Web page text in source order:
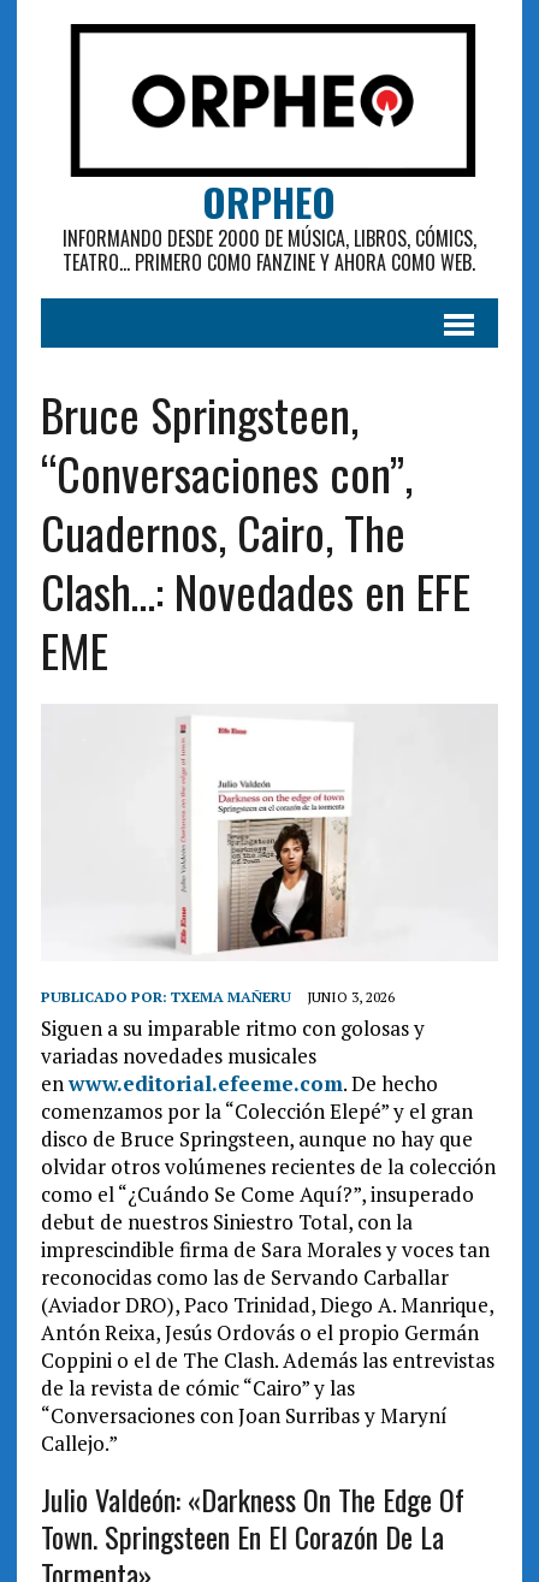
ORPHEO
INFORMANDO DESDE 2000 DE MÚSICA, LIBROS, CÓMICS,
TEATRO... PRIMERO COMO FANZINE Y AHORA COMO WEB.
Bruce Springsteen,
“Conversaciones con”,
Cuadernos, Cairo, The
Clash…: Novedades en EFE
EME
PUBLICADO POR: TXEMA MAÑERU JUNIO 3, 2026
Siguen a su imparable ritmo con golosas y
variadas novedades musicales
enwww.editorial.efeeme.com. De hecho
comenzamos por la “Colección Elepé” y el gran
disco de Bruce Springsteen, aunque no hay que
olvidar otros volúmenes recientes de la colección
como el “¿Cuándo Se Come Aquí?”, insuperado
debut de nuestros Siniestro Total, con la
imprescindible firma de Sara Morales y voces tan
reconocidas como las de Servando Carballar
(Aviador DRO), Paco Trinidad, Diego A. Manrique,
Antón Reixa, Jesús Ordovás o el propio Germán
Coppini o el de The Clash. Además las entrevistas
de la revista de cómic “Cairo” y las
“Conversaciones con Joan Surribas y Maryní
Callejo.”
Julio Valdeón: «Darkness On The Edge Of
Town. Springsteen En El Corazón De La